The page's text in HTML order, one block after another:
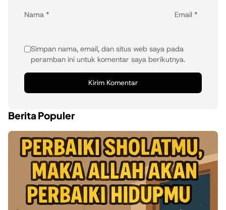
Nama * Email *
Simpan nama, email, dan situs web saya pada
peramban ini untuk komentar saya berikutnya.
Berita Populer